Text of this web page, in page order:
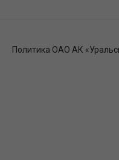
Политика ОАО АК